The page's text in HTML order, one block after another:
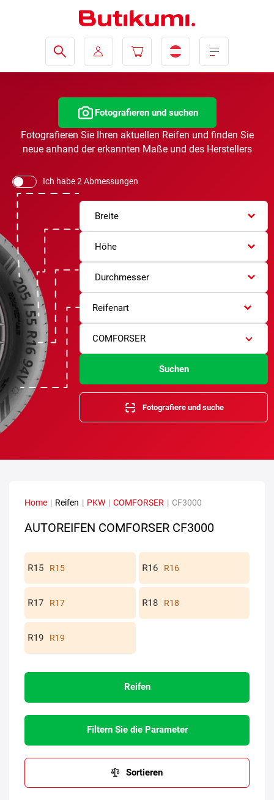
Fotografieren und suchen
Fotografieren Sie Ihren aktuellen Reifen und finden Sie
neue anhand der erkannten Maße und des Herstellers
Ich habe 2 Abmessungen
Breite
Höhe
Durchmesser
Reifenart
COMFORSER
Suchen
Fotografiere und suche
Home | Reifen | PKW | COMFORSER | CF3000
AUTOREIFEN COMFORSER CF3000
R15 R16
R17 R18
R19
Reifen
Filtern Sie die Parameter
Sortieren